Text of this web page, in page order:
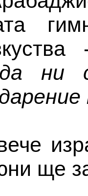
да
ще